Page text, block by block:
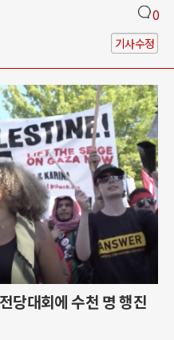
0
기사수정
당대회에 수천 명 행진